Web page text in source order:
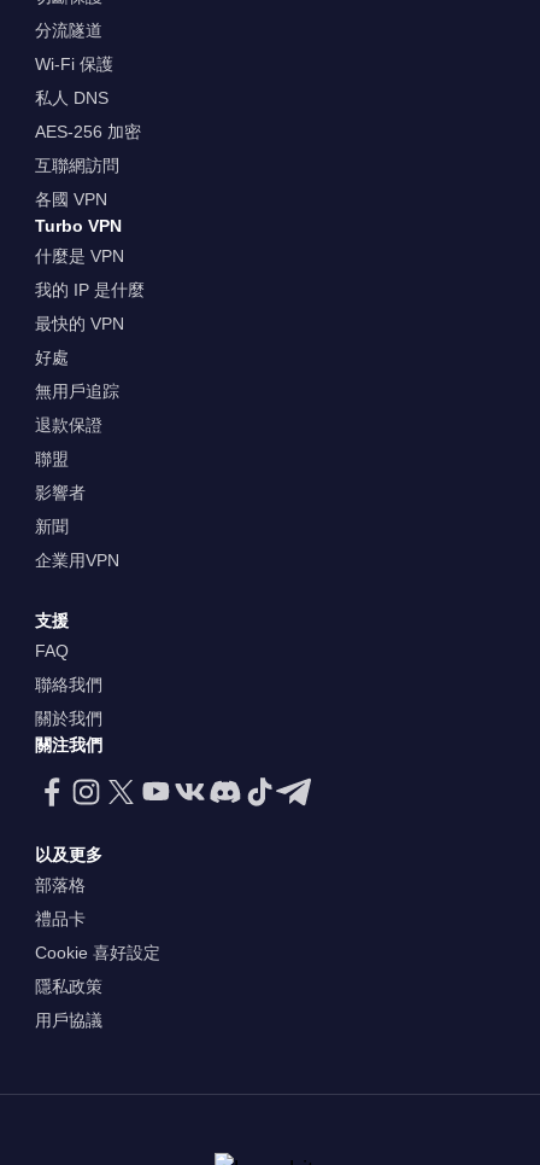
分流隧道
Wi-Fi 保護
私人 DNS
AES-256 加密
互聯網訪問
各國 VPN
Turbo VPN
什麼是 VPN
我的 IP 是什麼
最快的 VPN
好處
無用戶追踪
退款保證
聯盟
影響者
新聞
企業用VPN
支援
FAQ
聯絡我們
關於我們
關注我們
以及更多
部落格
禮品卡
Cookie 喜好設定
隱私政策
用戶協議